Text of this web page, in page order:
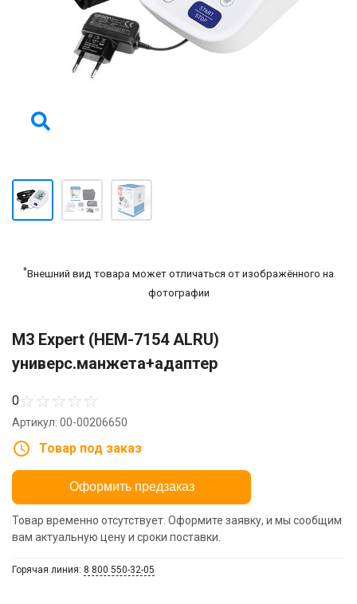
*Внешний вид товара может отличаться от изображённого на
фотографии
M3 Expert (НЕМ-7154 ALRU)
универс.манжета+адаптер
0☆☆☆☆☆
Артикул: 00-00206650
Товар под заказ
Оформить предзаказ
Товар временно отсутствует. Оформите заявку, и мы сообщим
вам актуальную цену и сроки поставки.
Горячая линия: 8 800 550-32-05